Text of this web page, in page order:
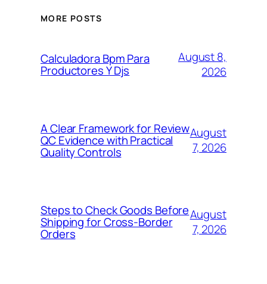
MORE POSTS
Calculadora Bpm Para
Productores Y Djs
August 8,
2026
A Clear Framework for Review
QC Evidence with Practical
Quality Controls
August
7, 2026
Steps to Check Goods Before
Shipping for Cross-Border
Orders
August
7, 2026